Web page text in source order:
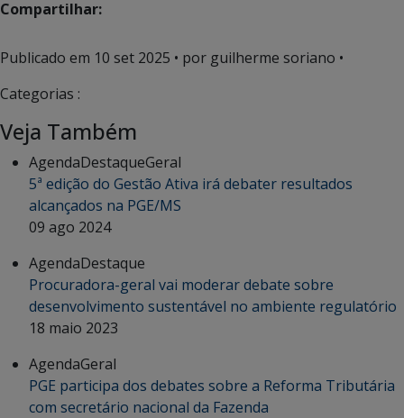
Compartilhar:
Publicado em 10 set 2025 • por guilherme soriano •
Categorias :
Veja Também
AgendaDestaqueGeral
5ª edição do Gestão Ativa irá debater resultados
alcançados na PGE/MS
09 ago 2024
AgendaDestaque
Procuradora-geral vai moderar debate sobre
desenvolvimento sustentável no ambiente regulatório
18 maio 2023
AgendaGeral
PGE participa dos debates sobre a Reforma Tributária
com secretário nacional da Fazenda